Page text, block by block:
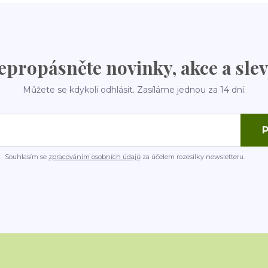
novinky, akce a
Můžete se kdykoli odhlásit. Zasíláme jednou za 14 dní.
Souhlasím se zpracováním osobních údajůza účelem rozesílky newsletteru.